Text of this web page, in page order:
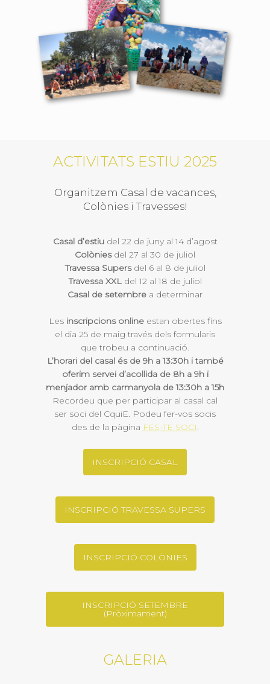
ACTIVITATS ESTIU 2025
Organitzem Casal de vacances,
Colònies i Travesses!
Casal d’estiudel 22 de juny al 14 d’agost
Colòniesdel 27 al 30 de juliol
Travessa Supersdel 6 al 8 de juliol
Travessa XXLdel 12 al 18 de juliol
Casal de setembre a determinar
Les inscripcions online estan obertes fins
el dia 25 de maig través dels formularis
que trobeu a continuació.
L’horari del casal és de 9h a 13:30h i també
oferim servei d’acollida de 8h a 9h i
menjador amb carmanyola de 13:30h a 15h
Recordeu que per participar al casal cal
ser soci del CquiE. Podeu fer-vos socis
des de la pàgina FES-TE SOCI.
INSCRIPCIÓ CASAL
INSCRIPCIÓ TRAVESSA SUPERS
INSCRIPCIÓ COLÒNIES
INSCRIPCIÓ SETEMBRE
(Pròximament)
GALERIA